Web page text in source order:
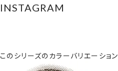
INSTAGRAM
このシリーズのカラーバリエーション